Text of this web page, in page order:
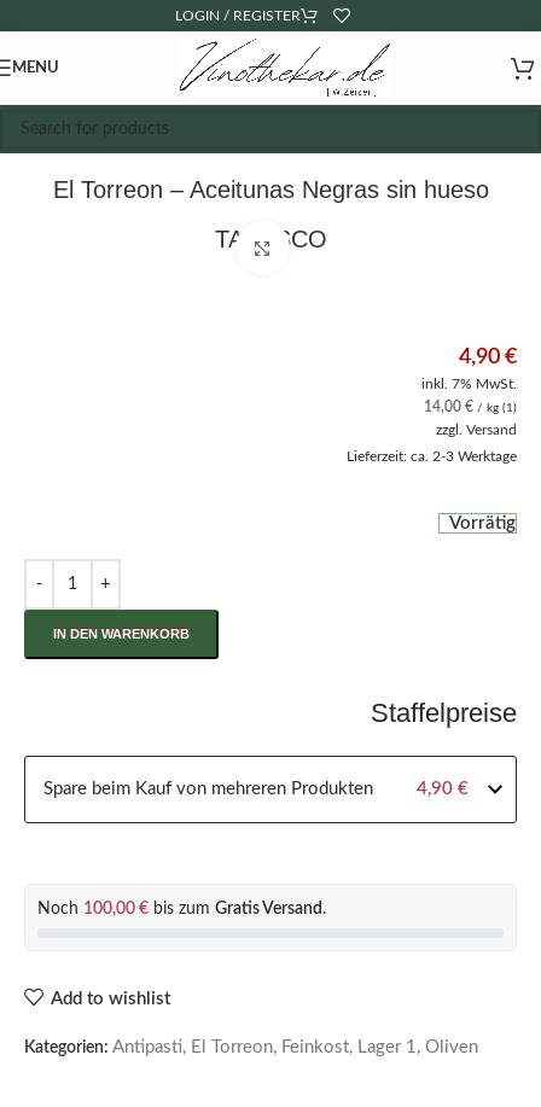
LOGIN / REGISTER
MENU
El Torreon – Aceitunas Negras sin hueso
TABASCOClick to enlarge
4,90 €
inkl. 7% MwSt.
14,00 € / kg (1)
zzgl. Versand
Lieferzeit: ca. 2-3 Werktage
Vorrätig
IN DEN WARENKORB
Staffelpreise
Spare beim Kauf von mehreren Produkten 4,90 €
Noch 100,00 € bis zum Gratis Versand .
Add to wishlist
Kategorien: Antipasti, El Torreon, Feinkost, Lager 1, Oliven